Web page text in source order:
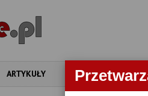
ARTYKUŁY APARATY